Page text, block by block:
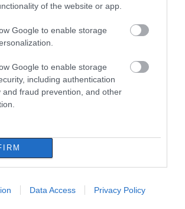
of the website or app.
Google to enable storage
Google to enable storage
including authentication
and fraud prevention, and other
Data Access Privacy Policy